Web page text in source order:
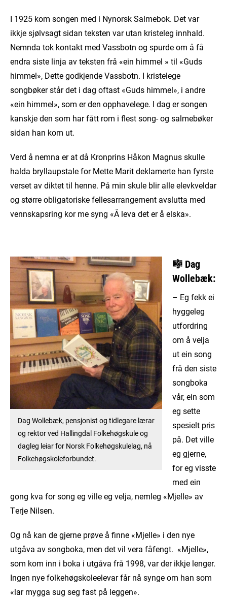
I 1925 kom songen med i Nynorsk Salmebok. Det var
ikkje sjølvsagt sidan teksten var utan kristeleg innhald.
Nemnda tok kontakt med Vassbotn og spurde om å få
endra siste linja av teksten frå «ein himmel » til «Guds
himmel», Dette godkjende Vassbotn. I kristelege
songbøker står det i dag oftast «Guds himmel», i andre
«ein himmel», som er den opphavelege. I dag er songen
kanskje den som har fått rom i flest song- og salmebøker
sidan han kom ut.
Verd å nemna er at då Kronprins Håkon Magnus skulle
halda bryllaupstale for Mette Marit deklamerte han fyrste
verset av diktet til henne. På min skule blir alle elevkveldar
og større obligatoriske fellesarrangement avslutta med
vennskapsring kor me syng «Å leva det er å elska».
Dag Wollebæk, pensjonist og tidlegare lærar
og rektor ved Hallingdal Folkehøgskule og
dagleg leiar for Norsk Folkehøgskulelag, nå
Folkehøgskoleforbundet.
🎼 Dag
Wollebæk:
– Eg fekk ei
hyggeleg
utfordring
om å velja
ut ein song
frå den siste
songboka
vår, ein som
eg sette
spesielt pris
på. Det ville
eg gjerne,
for eg visste
med ein
gong kva for song eg ville eg velja, nemleg «Mjelle» av
Terje Nilsen.
Og nå kan de gjerne prøve å finne «Mjelle» i den nye
utgåva av songboka, men det vil vera fåfengt. «Mjelle»,
som kom inn i boka i utgåva frå 1998, var der ikkje lenger.
Ingen nye folkehøgskoleelevar får nå synge om han som
«lar mygga sug seg fast på leggen».